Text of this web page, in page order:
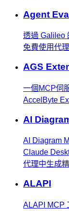
Agent
透過 Galileo
免費使用代
AGS
一個MCP伺
AccelByte
AI
AI Diagram
Claude
代理中生成
ALAPI
ALAPI MCP